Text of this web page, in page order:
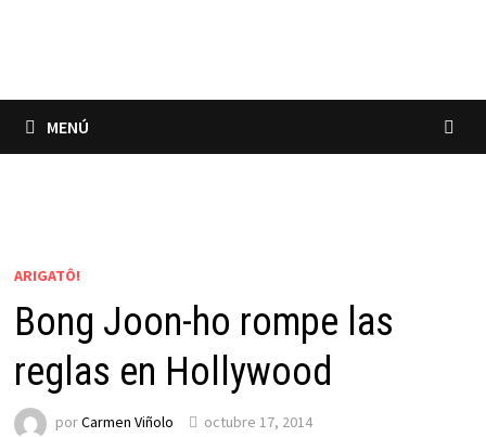
MENÚ
ARIGATÔ!
Bong Joon-ho rompe las
reglas en Hollywood
porCarmen Viñolo octubre 17, 2014